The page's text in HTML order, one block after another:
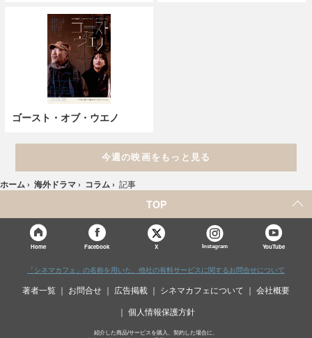
ゴースト・オブ・ウエノ
今週の映画をもっと見る
ホーム › 海外ドラマ › コラム › 記事
TOP
Home Facebook X Instagram YouTube
「シネマカフェ」の名称を用いた、他社の有料サービスに関するお問合せについて
著者一覧 お問合せ 広告掲載 シネマカフェについて 会社概要
個人情報保護方針
紹介した商品/サービスを購入、契約した場合に、